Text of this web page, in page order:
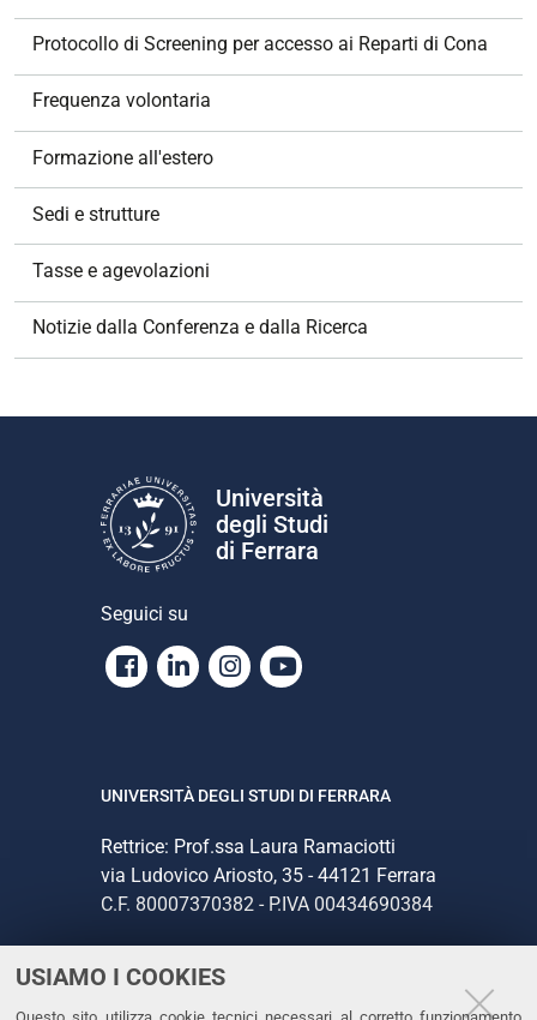
USIAMO I COOKIES
Questo sito utilizza cookie tecnici necessari al corretto funzionamento
Protocollo di Screening per accesso ai Reparti di Cona
Frequenza volontaria
Formazione all'estero
Sedi e strutture
Tasse e agevolazioni
Notizie dalla Conferenza e dalla Ricerca
Università
degli Studi
di Ferrara
Seguici su
Facebook
LinkedinInstagram
Youtube
UNIVERSITÀ DEGLI STUDI DI FERRARA
Rettrice: Prof.ssa Laura Ramaciotti
via Ludovico Ariosto, 35 - 44121 Ferrara
C.F. 80007370382 - P.IVA 00434690384
CONTATTI